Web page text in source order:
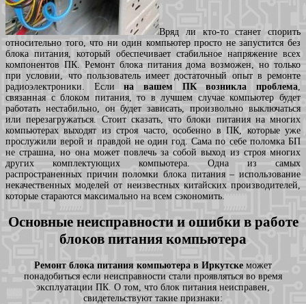
Вряд ли кто-то станет спорить
относительно того, что ни один компьютер просто не запустится без
блока питания, который обеспечивает стабильное напряжение всех
компонентов ПК. Ремонт блока питания дома возможен, но только
при условии, что пользователь имеет достаточный опыт в ремонте
радиоэлектроники. Еслина вашем ПК возникла проблема
связанная с блоком питания, то в лучшем случае компьютер будет
работать нестабильно, он будет зависать, произвольно выключаться
или перезагружаться. Стоит сказать, что блоки питания на многих
компьютерах выходят из строя часто, особенно в ПК, которые уже
прослужили верой и правдой не один год. Сама по себе поломка БП
не страшна, но она может повлечь за собой выход из строя многих
других комплектующих компьютера. Одна из самых
распространенных причин поломки блока питания – использование
некачественных моделей от неизвестных китайских производителей,
которые стараются максимально на всем сэкономить.
Основные неисправности и ошибки в работе
блоков питания компьютера
Ремонт блока питания компьютера в Иркутске может
понадобиться если неисправности стали проявляться во время
эксплуатации ПК. О том, что блок питания неисправен,
свидетельствуют такие признаки: